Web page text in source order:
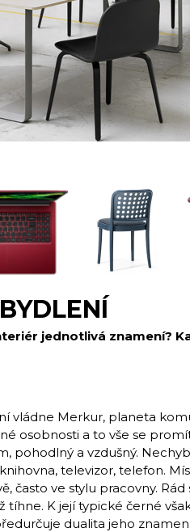
jednotlivá znamení?
vládne Merkur, planeta
osobnosti a to vše se
pohodlný a vzdušný.
televizor, telefon.
často ve stylu pracovny.
tíhne. K její typické černé
dualita jeho